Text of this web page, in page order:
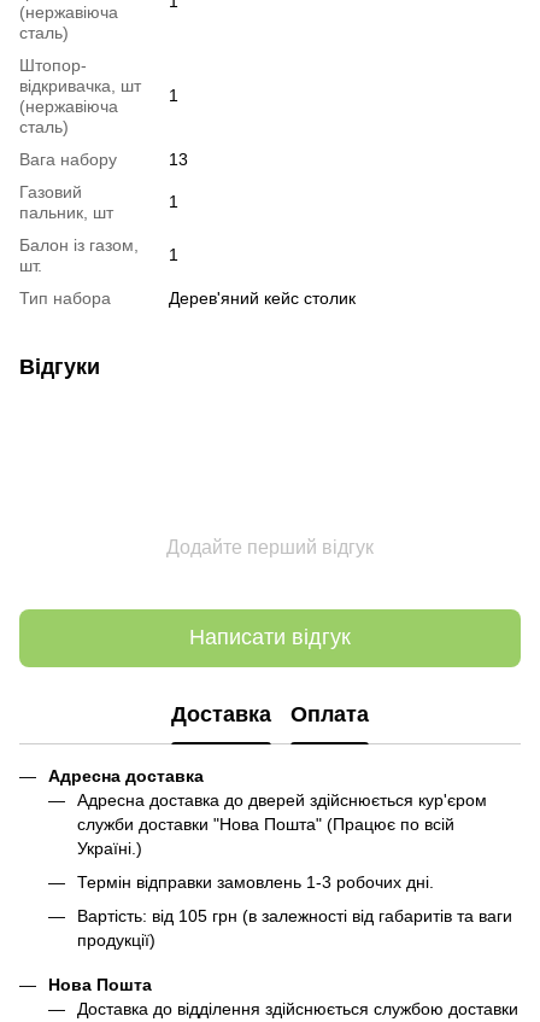
(нержавіюча
сталь)
Штопор-
відкривачка, шт
(нержавіюча
сталь)
1
Вага набору
13
Газовий
пальник, шт
1
Балон із газом,
шт.
1
Тип набора Дерев'яний кейс столик
Відгуки
Додайте перший відгук
Написати відгук
Доставка Оплата
Адресна доставка
Адресна доставка до дверей здійснюється кур'єром
служби доставки "Нова Пошта" (Працює по всій
Україні.)
Термін відправки замовлень 1-3 робочих дні.
Вартість: від 105 грн (в залежності від габаритів та ваги
продукції)
Нова Пошта
Доставка до відділення здійснюється службою доставки